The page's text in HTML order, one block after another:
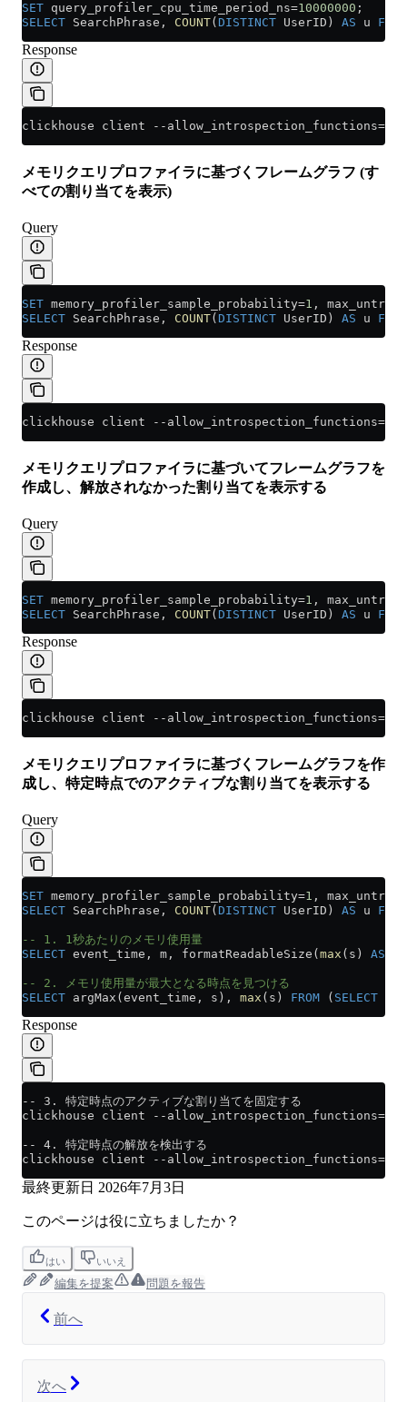
SET query_profiler_cpu_time_period_ns=10000000 ;
SELECT SearchPhrase, COUNT( DISTINCT UserID) AS u FROM
Response
clickhouse client --allow_introspection_functions=1 -
メモリクエリプロファイラに基づくフレームグラフ (す
べての割り当てを表示)
Query
SET memory_profiler_sample_probability=1 ,
SELECT SearchPhrase, COUNT( DISTINCT UserID) AS u FROM
Response
clickhouse client --allow_introspection_functions=1 -q
メモリクエリプロファイラに基づいてフレームグラフを
作成し、解放されなかった割り当てを表示する
Query
SET memory_profiler_sample_probability=1 ,
SELECT SearchPhrase, COUNT( DISTINCT UserID) AS u FROM
Response
clickhouse client --allow_introspection_functions=1 -q
メモリクエリプロファイラに基づくフレームグラフを作
成し、特定時点でのアクティブな割り当てを表示する
Query
SET memory_profiler_sample_probability=1 ,
SELECT SearchPhrase, COUNT( DISTINCT UserID) AS u FROM
-- 1. 1秒あたりのメモリ使用量
SELECT event_time, m, formatReadableSize( max (s) AS
-- 2. メモリ使用量が最大となる時点を見つける
SELECT argMax(event_time, s), max (s) FROM ( SELECT
Response
-- 3. 特定時点のアクティブな割り当てを固定する
clickhouse client --allow_introspection_functions=1 -q
-- 4. 特定時点の解放を検出する
clickhouse client --allow_introspection_functions=1 -q
最終更新日 2026年7月3日
このページは役に立ちましたか？
はい いいえ
編集を提案 問題を報告
前へ
次へ